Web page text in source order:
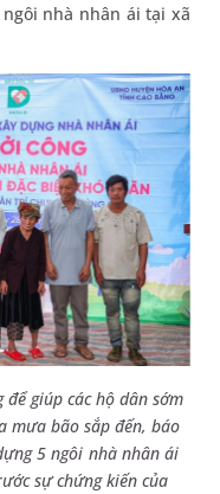
nhà nhân ái tại xã
giúp các hộ dân sớm
mưa bão sắp đến, báo
5 ngôi nhà nhân ái
sự chứng kiến của